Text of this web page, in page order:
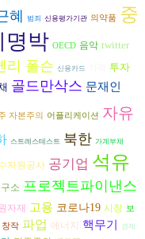
혜 범죄 신용평가기관 의약품 중
명박 OECD 음악 twitter
리 폴슨 신용카드 투자
골드만삭스 문재인
자본주의 어플리케이션
자유
스트레스테스트 북한 가계부채
자원공사 공기업 석유
소 프로젝트파이낸스
자재 고용 코로나19 시장 보
창작 파업 에너지 핵무기
경제